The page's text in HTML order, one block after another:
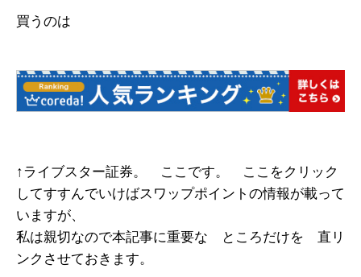
買うのは
↑ライブスター証券。 ここです。 ここをクリック
してすすんでいけばスワップポイントの情報が載って
いますが、
私は親切なので本記事に重要な ところだけを 直リ
ンクさせておきます。